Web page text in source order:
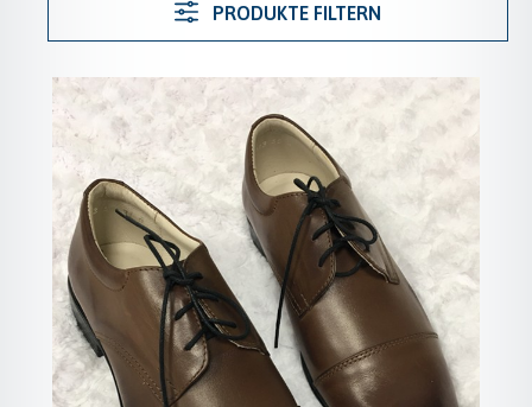
PRODUKTE FILTERN